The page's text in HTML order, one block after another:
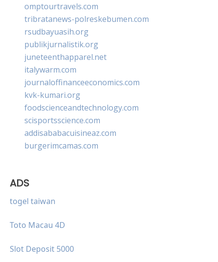
omptourtravels.com
tribratanews-polreskebumen.com
rsudbayuasih.org
publikjurnalistik.org
juneteenthapparel.net
italywarm.com
journaloffinanceeconomics.com
kvk-kumari.org
foodscienceandtechnology.com
scisportsscience.com
addisababacuisineaz.com
burgerimcamas.com
ADS
togel taiwan
Toto Macau 4D
Slot Deposit 5000